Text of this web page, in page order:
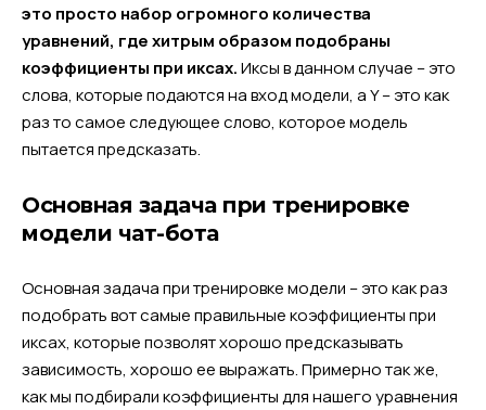
это просто набор огромного количества
уравнений, где хитрым образом подобраны
коэффициенты при иксах.Иксы в данном случае – это
слова, которые подаются на вход модели, а Y – это как
раз то самое следующее слово, которое модель
пытается предсказать.
Основная задача при тренировке
модели чат-бота
Основная задача при тренировке модели – это как раз
подобрать вот самые правильные коэффициенты при
иксах, которые позволят хорошо предсказывать
зависимость, хорошо ее выражать. Примерно так же,
как мы подбирали коэффициенты для нашего уравнения